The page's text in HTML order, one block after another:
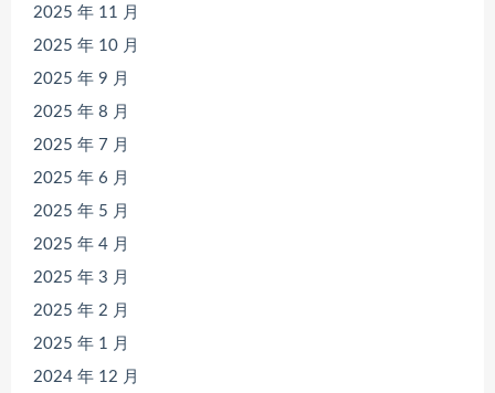
2025 年 11 月
2025 年 10 月
2025 年 9 月
2025 年 8 月
2025 年 7 月
2025 年 6 月
2025 年 5 月
2025 年 4 月
2025 年 3 月
2025 年 2 月
2025 年 1 月
2024 年 12 月